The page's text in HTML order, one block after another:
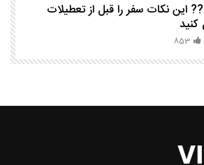
نکات سفر را قبل از تعطیلات
853